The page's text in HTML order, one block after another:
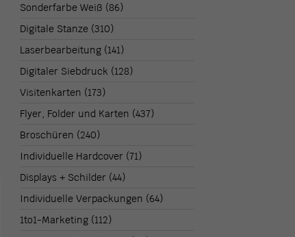
Sonderfarbe Weiß (86)
Digitale Stanze (310)
Laserbearbeitung (141)
Digitaler Siebdruck (128)
Visitenkarten (173)
Flyer, Folder und Karten (437)
Broschüren (240)
Individuelle Hardcover (71)
Displays + Schilder (44)
Individuelle Verpackungen (64)
1to1-Marketing (112)